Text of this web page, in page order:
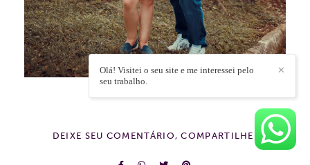
DEIXE SEU COMENTÁRIO, COMPARTILHE!
✕
Olá! Visitei o seu site e me interessei pelo
seu trabalho.